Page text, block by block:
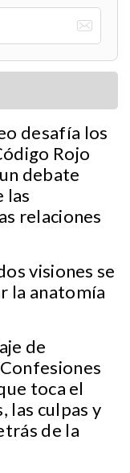
desafía los
Rojo
debate
las
relaciones
visiones se
la anatomía
de
toca el
las culpas y
de la